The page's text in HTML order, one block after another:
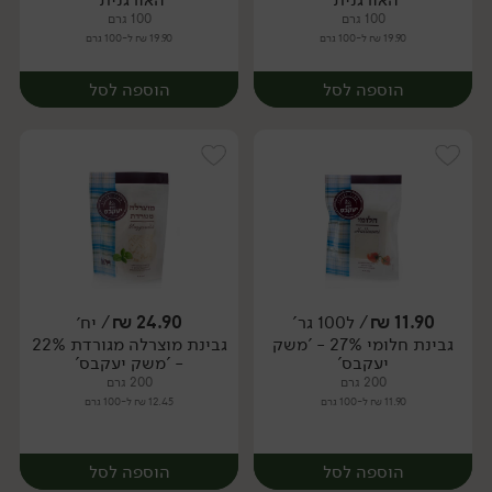
100 גרם
19.90 ₪ ל-100 גרם
הוספה לסל
יח׳
100 גרם
19.90 ₪ ל-100 גרם
הוספה לסל
יח׳
11.90
₪/ ל100 גר'
גבינת חלומי 27% - 'משק
יעקבס'
200 גרם
11.90 ₪ ל-100 גרם
הוספה לסל
24.90
₪/ יח׳
גבינת מוצרלה מגורדת 22%
- 'משק יעקבס'
200 גרם
12.45 ₪ ל-100 גרם
הוספה לסל